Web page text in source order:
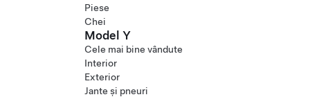
Piese
Chei
Model Y
Cele mai bine vândute
Interior
Exterior
Jante și pneuri